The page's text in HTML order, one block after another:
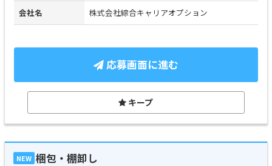
会社名 株式会社綜合キャリアオプション
応募画面に進む
キープ
NEW 梱包・棚卸し